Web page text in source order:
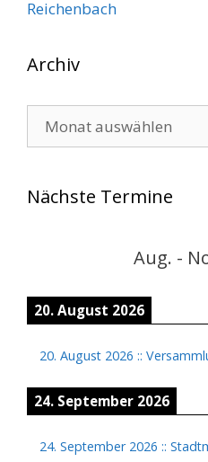
Reichenbach
Archiv
Nächste Termine
Aug. -
20. August 2026
20. August 2026 ::
24. September 2026
24. September 2026 ::